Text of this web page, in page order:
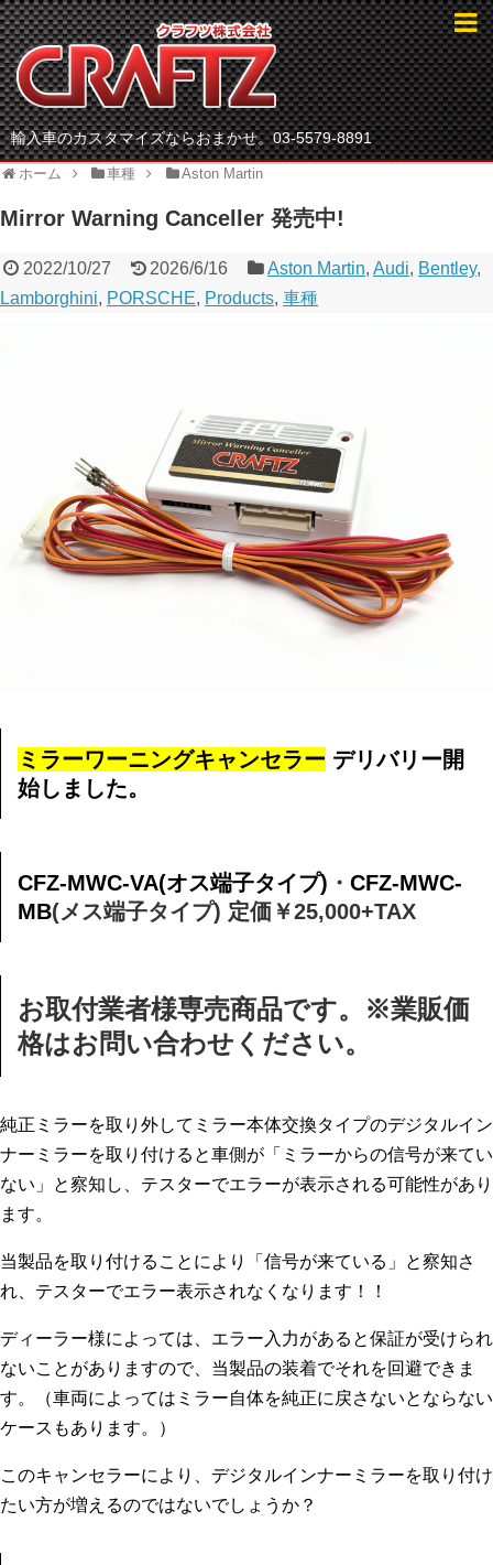
輸入車のカスタマイズならおまかせ。03-5579-8891
ホーム 車種 Aston Martin
Mirror Warning Canceller 発売中!
2022/10/27 2026/6/16 Aston Martin,Audi, Bentley,
Lamborghini, PORSCHE, Products, 車種
ミラーワーニングキャンセラー デリバリー開
始しました。
CFZ-MWC-VA(オス端子タイプ) ・ CFZ-MWC-
MB(メス端子タイプ) 定価￥25,000+TAX
お取付業者様専売商品です。※業販価
格はお問い合わせください。
純正ミラーを取り外してミラー本体交換タイプのデジタルイン
ナーミラーを取り付けると車側が「ミラーからの信号が来てい
ない」と察知し、テスターでエラーが表示される可能性があり
ます。
当製品を取り付けることにより「信号が来ている」と察知さ
れ、テスターでエラー表示されなくなります！！
ディーラー様によっては、エラー入力があると保証が受けられ
ないことがありますので、当製品の装着でそれを回避できま
す。（車両によってはミラー自体を純正に戻さないとならない
ケースもあります。）
このキャンセラーにより、デジタルインナーミラーを取り付け
たい方が増えるのではないでしょうか？